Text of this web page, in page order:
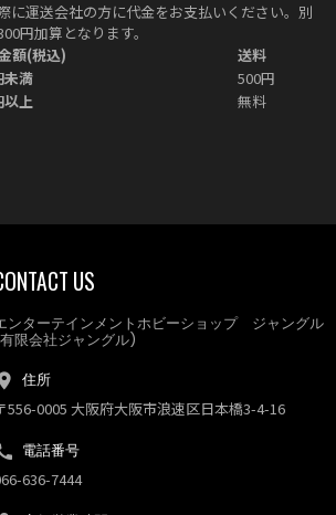
に運送会社の方に代金をお支払いください。別
円加算となります。
額(税込)
送料
満
500円
上
無料
US
ンターテインメントホビーショップ ジャングル
限会社ジャングル)
住所
556-0005 大阪府大阪市浪速区日本橋3-4-16
電話番号
636-7444